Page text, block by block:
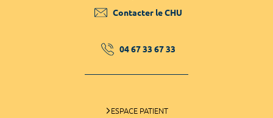
Contacter le CHU
04 67 33 67 33
ESPACE PATIENT